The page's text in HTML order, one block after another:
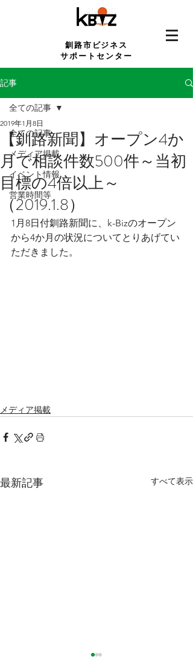
釧路市ビジネス
サポートセンター
記事
全ての記事
メディア掲載
イベント情報
営業時間等
全ての記事
【釧路新聞】オープン4か
月で相談件数500件～当初
目標の4倍以上～
（2019.1.8）
2019年1月8日
1月8日付釧路新聞に、k-Bizのオープン
から4か月の状況についてとりあげてい
ただきました。
メディア掲載
最新記事 すべて表示